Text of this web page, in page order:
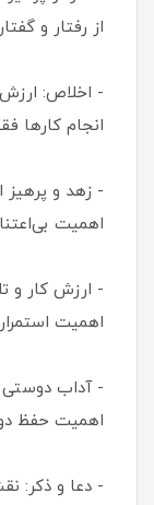
از رفتار و
- اخلاص: ارزش
انجام کارها
- زهد و پرهیز
اهمیت
- ارزش کار و
اهمیت
- آداب
اهمیت حفظ
- دعا و ذکر: